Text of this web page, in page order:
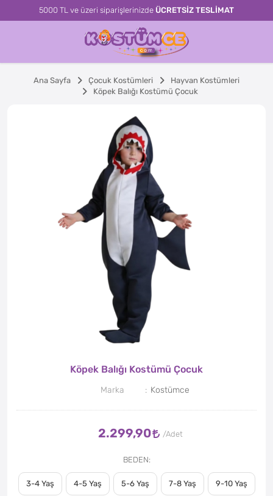
5000 TL ve üzeri siparişlerinizde ÜCRETSİZ TESLİMAT
Ana Sayfa Çocuk Kostümleri
Hayvan Kostümleri
Köpek Balığı Kostümü Çocuk
Köpek Balığı Kostümü Çocuk
Marka Kostümce
2.299,90
BEDEN
3-4 Yaş 4-5 Yaş 5-6 Yaş 7-8 Yaş 9-10 Yaş